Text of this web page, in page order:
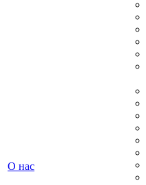
О нас